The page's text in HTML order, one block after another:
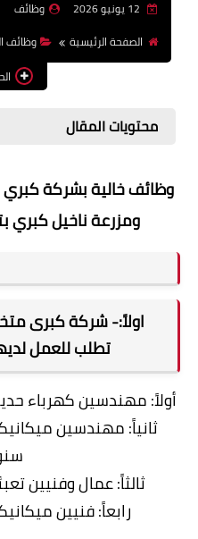
وظائف
الصفحة الرئيسية
وظائف
محتويات المقال
وظائف خالية بشركة
ومزرعة ناخيل كبري بتاريخ
اولاً:- شركة كبرى
تطلب للعمل
أولاً: مهندسين كهرباء حديثي
ثالثاً: عمال وفنيين
رابعاً: فنيين